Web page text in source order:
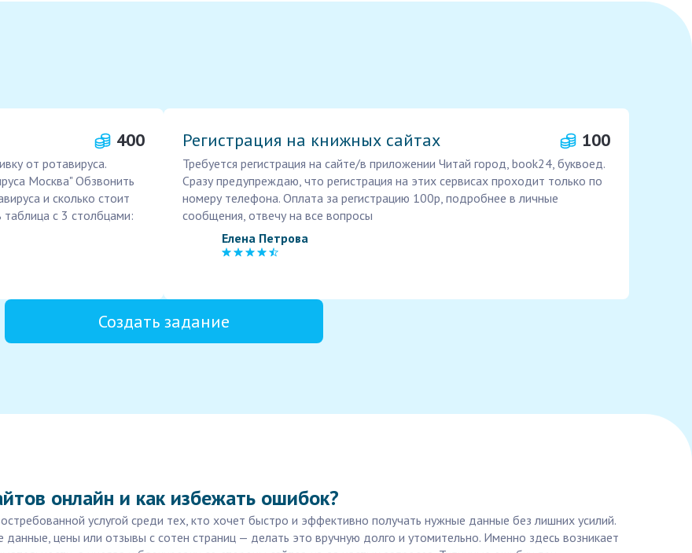
400
от ротавируса.
Москва" Обзвонить
и сколько стоит
с 3 столбцами:
Регистрация на книжных сайтах 100
Требуется регистрация на сайте/в приложении Читай город, book24, буквоед.
Сразу предупреждаю, что регистрация на этих сервисах проходит только по
номеру телефона. Оплата за регистрацию 100р, подробнее в личные
сообщения, отвечу на все вопросы
Елена Петрова
Создать задание
онлайн и как избежать ошибок?
услугой среди тех, кто хочет быстро и эффективно получать нужные данные без лишних усилий.
цены или отзывы с сотен страниц — делать это вручную долго и утомительно. Именно здесь возникает